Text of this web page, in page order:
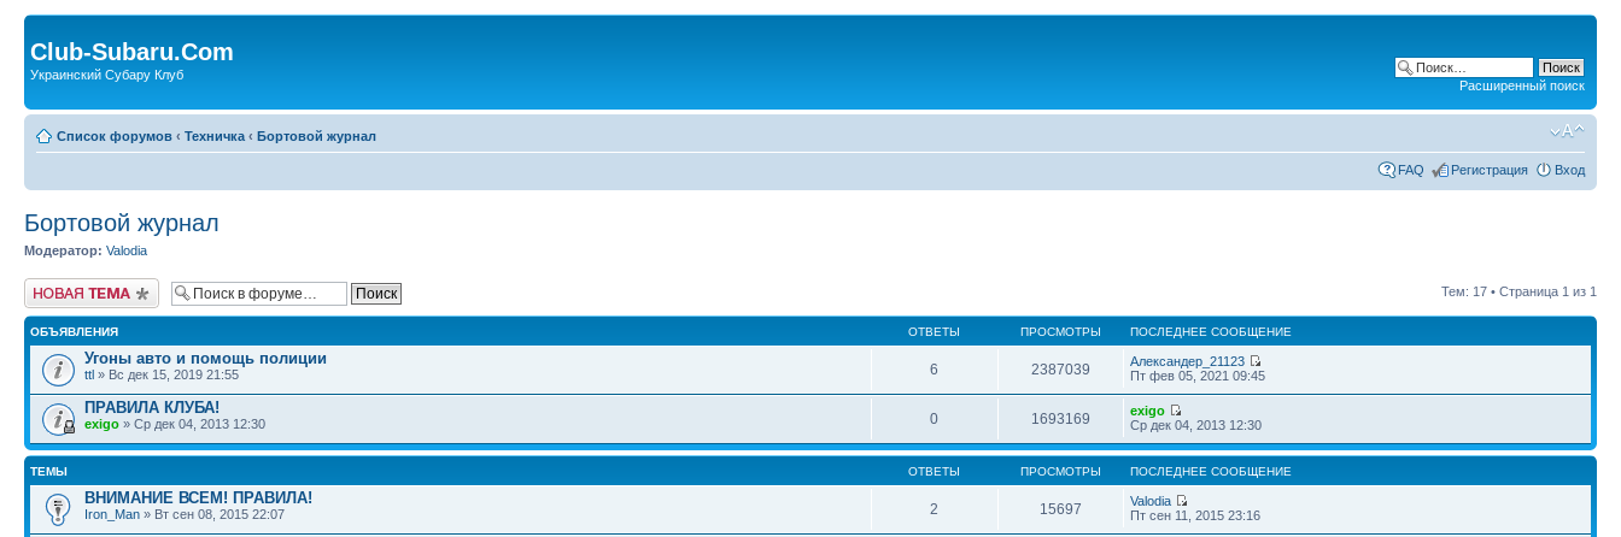
Club-Subaru.Com
Украинский Субару Клуб
Расширенный поиск
Список форумов ‹ Техничка ‹ Бортовой журнал
FAQ Регистрация Вход
Бортовой журнал
Модератор: Valodia
Новая тема Тем: 17 • Страница 1 из 1
ОБЪЯВЛЕНИЯ ОТВЕТЫ ПРОСМОТРЫ ПОСЛЕДНЕЕ СООБЩЕНИЕ
Угоны авто и помощь полиции
ttl » Вс дек 15, 2019 21:55 6 2387039
Александер_21123
Пт фев 05, 2021 09:45
ПРАВИЛА КЛУБА!
exigo » Ср дек 04, 2013 12:30 0 1693169
exigo
Ср дек 04, 2013 12:30
ТЕМЫ ОТВЕТЫ ПРОСМОТРЫ ПОСЛЕДНЕЕ СООБЩЕНИЕ
ВНИМАНИЕ ВСЕМ! ПРАВИЛА!
Iron_Man » Вт сен 08, 2015 22:07 2 15697
Valodia
Пт сен 11, 2015 23:16